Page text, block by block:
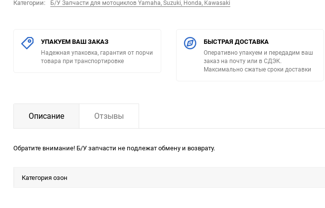
Категории: Б/У Запчасти для мотоциклов Yamaha, Suzuki, Honda, Kawasaki
УПАКУЕМ ВАШ ЗАКАЗ
Надежная упаковка, гарантия от порчи
товара при транспортировке
БЫСТРАЯ ДОСТАВКА
Оперативно упакуем и передадим ваш
заказ на почту или в СДЭК.
Максимально сжатые сроки доставки
Описание Отзывы
Обратите внимание! Б/У запчасти не подлежат обмену и возврату.
Категория озон